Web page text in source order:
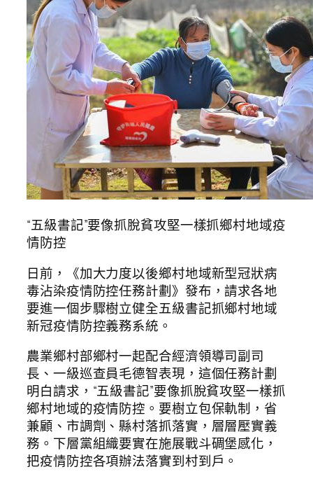
“五級書記”要像抓脫貧攻堅一樣抓鄉村地域疫
情防控
日前，《加大力度以後鄉村地域新型冠狀病
毒沾染疫情防控任務計劃》發布，請求各地
要進一個步驟樹立健全五級書記抓鄉村地域
新冠疫情防控義務系統。
農業鄉村部鄉村一起配合經濟領導司副司
長、一級巡查員毛德智表現，這個任務計劃
明白請求，“五級書記”要像抓脫貧攻堅一樣抓
鄉村地域的疫情防控。要樹立包保軌制，省
兼顧、市調劑、縣村落抓落實，層層壓實義
務。下層黨組織要實在施展戰斗碉堡感化，
把疫情防控各項辦法落實到村到戶。